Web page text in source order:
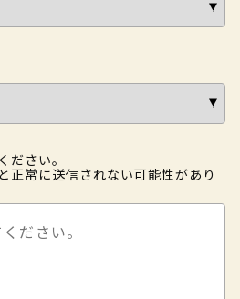
さい。
正常に送信されない可能性があり